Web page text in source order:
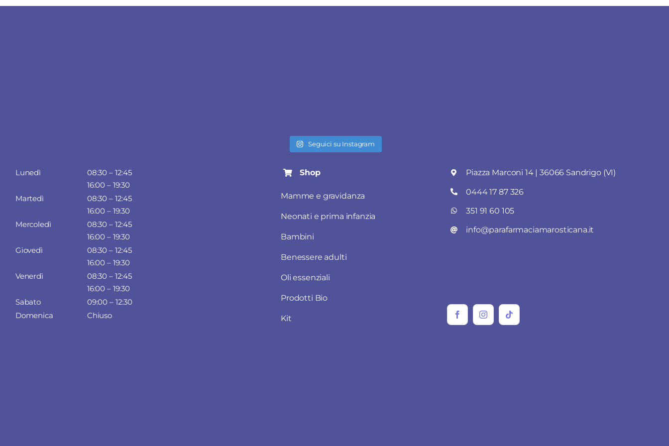
Seguici su Instagram
Lunedì
08:30 – 12:45
16:00 – 19:30
Martedì
08:30 – 12:45
16:00 – 19:30
Mercoledì
08:30 – 12:45
16:00 – 19:30
Giovedì
08:30 – 12:45
16:00 – 19:30
Venerdì
08:30 – 12:45
16:00 – 19:30
Sabato
09:00 – 12:30
Domenica
Chiuso
Shop
Mamme e gravidanza
Neonati e prima infanzia
Bambini
Benessere adulti
Oli essenziali
Prodotti Bio
Kit
Piazza Marconi 14 | 36066 Sandrigo (VI)
0444 17 87 326
351 91 60 105
info@parafarmaciamarosticana.it